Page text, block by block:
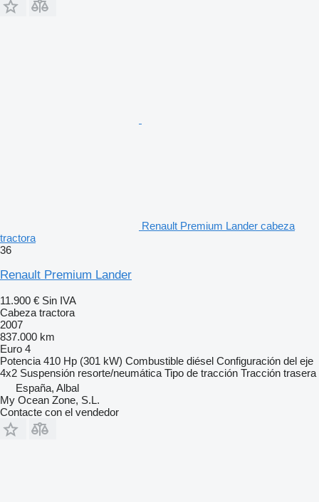
Renault Premium Lander cabeza
tractora
36
Renault Premium Lander
11.900 € Sin IVA
Cabeza tractora
2007
837.000 km
Euro 4
Potencia 410 Hp (301 kW) Combustible diésel Configuración del eje
4x2 Suspensión resorte/neumática Tipo de tracción Tracción trasera
España, Albal
My Ocean Zone, S.L.
Contacte con el vendedor